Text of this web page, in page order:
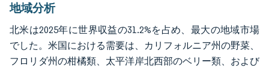
地域分析
北米は2025年に世界収益の31.2%を占め、最大の地域市場
でした。米国における需要は、カリフォルニア州の野菜、
フロリダ州の柑橘類、太平洋岸北西部のベリー類、および